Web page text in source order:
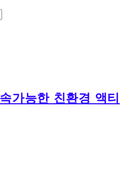
가능한 친환경 액티